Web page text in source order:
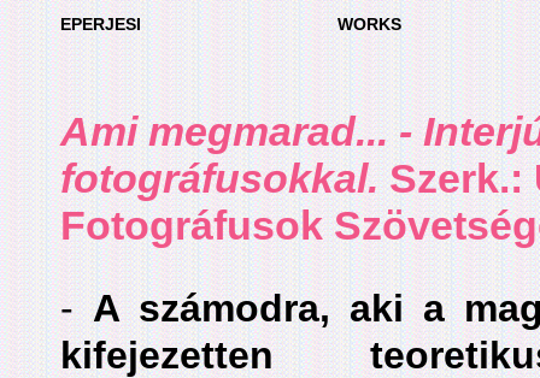
EPERJESI WORKS
Ami megmarad...-
fotográfusokkal. Szerk.:
Fotográfusok
-A számodra, aki a
kifejezetten